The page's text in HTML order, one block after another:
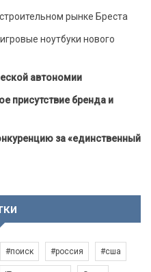
рынке Бреста
ноутбуки нового
автономии
присутствие бренда и
за «единственный
#поиск #россия #сша